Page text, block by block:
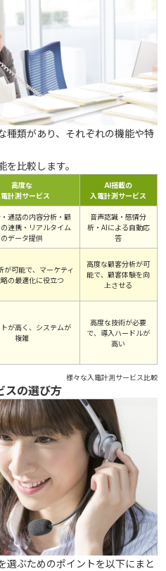
種類があり、それぞれの機能や特
比較します。
高度な
計測サービス
AI搭載の
入電計測サービス
通話の内容分析・顧
連携・リアルタイム
のデータ提供
音声認識・感情分
析・AIによる自動応
答
が可能で、マーケティ
の最適化に役立つ
高度な顧客分析が可
能で、顧客体験を向
上させる
が高く、システムが
複雑
高度な技術が必要
で、導入ハードルが
高い
様々な入電計測サービス比較
スの選び方
選ぶためのポイントを以下にまと